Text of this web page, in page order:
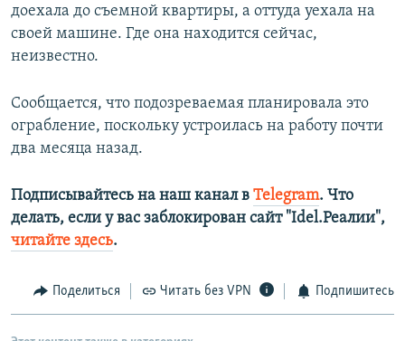
доехала до съемной квартиры, а оттуда уехала на
своей машине. Где она находится сейчас,
неизвестно.
Сообщается, что подозреваемая планировала это
ограбление, поскольку устроилась на работу почти
два месяца назад.
Подписывайтесь на наш канал в Telegram. Что
делать, если у вас заблокирован сайт "Idel.Реалии",
читайте здесь.
Поделиться Читать без VPN Подпишитесь